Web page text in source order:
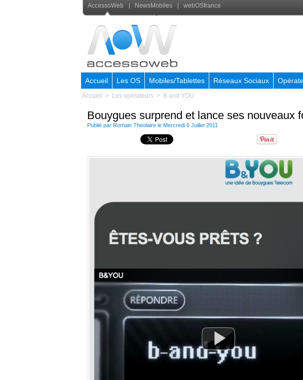
AccessoWeb NewsMobiles webOSfrance
Accueil Les OS Mobiles/Tablettes Réseaux Sociaux
Accueil > Les opérateurs > B and YOU
Bouygues surprend et lance ses nouveaux
Publié par Romain Theolaire le Mercredi 6 Juillet 2011